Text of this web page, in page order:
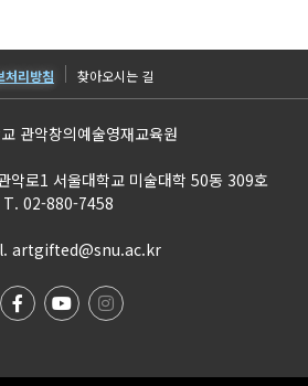
처리방침 찾아오시는 길
관악창의예술영재교육원
악로1 서울대학교 미술대학 50동 309호
T. 02-880-7458
artgifted@snu.ac.kr